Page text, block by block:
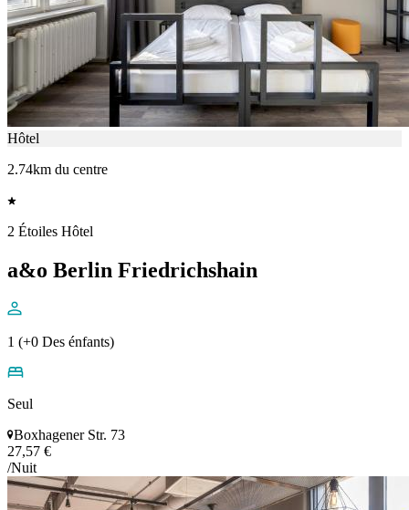
Hôtel
2.74km du centre
2 Étoiles Hôtel
a&o Berlin Friedrichshain
1 (+0 Des énfants)
Seul
Boxhagener Str. 73
27,57 €
/Nuit